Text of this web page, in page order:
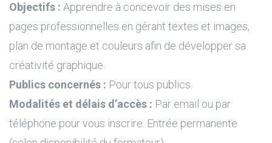
Objectifs : Apprendre à concevoir des mises en
pages professionnelles en gérant textes et images,
plan de montage et couleurs afin de développer sa
créativité graphique.
Publics concernés : Pour tous publics.
Modalités et délais d’accès : Par email ou par
téléphone pour vous inscrire. Entrée permanente